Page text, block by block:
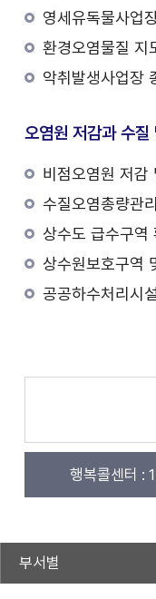
영세유독물사업
환경오염물질 지
악취발생사업장
오염원 저감과 수
비점오염원 저감
수질오염총량관
상수도 급수구역
상수원보호구역
공공하수처리시
행복콜센터 :
부서별